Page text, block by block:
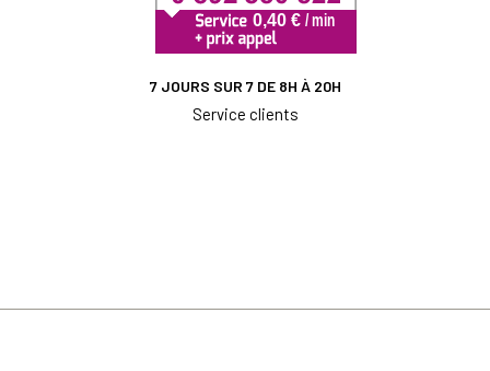
7 JOURS SUR 7 DE 8H À 20H
Service clients